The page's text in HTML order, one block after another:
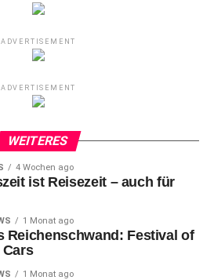
ADVERTISEMENT
ADVERTISEMENT
WEITERES
4 Wochen ago
ist Reisezeit – auch für
1 Monat ago
Reichenschwand: Festival of
1 Monat ago